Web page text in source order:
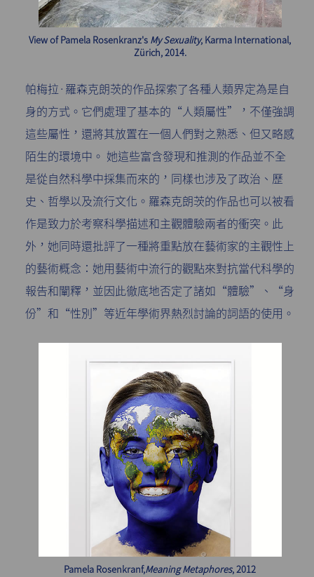
View of Pamela Rosenkranz's My Sexuality, Karma International,
Zürich, 2014.
帕梅拉·羅森克朗茨的作品探索了各種人類界定為是自
身的方式。它們處理了基本的“人類屬性”，不僅強調
這些屬性，還將其放置在一個人們對之熟悉、但又略感
陌生的環境中。 她這些富含發現和推測的作品並不全
是從自然科學中採集而來的，同樣也涉及了政治、歷
史、哲學以及流行文化。羅森克朗茨的作品也可以被看
作是致力於考察科學描述和主觀體驗兩者的衝突。此
外，她同時還批評了一種將重點放在藝術家的主觀性上
的藝術概念：她用藝術中流行的觀點來對抗當代科學的
報告和闡釋，並因此徹底地否定了諸如“體驗”、“身
份”和“性別”等近年學術界熱烈討論的詞語的使用。
Pamela Rosenkranf,Meaning Metaphores, 2012